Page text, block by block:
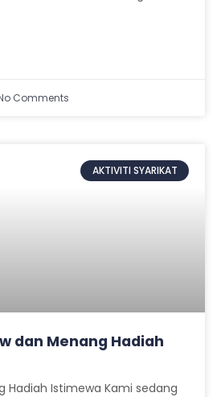
Comments
AKTIVITI SYARIKAT
dan Menang Hadiah
Hadiah Istimewa Kami sedang